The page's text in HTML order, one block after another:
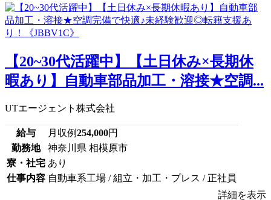
【20~30代活躍中】【土日休み×長期休
暇あり】自動車部品加工・溶接★空調...
UTエージェント株式会社
給与 月収例254,000円
勤務地
神奈川県 相模原市
寮・社宅 あり
仕事内容 自動車系工場 / 組立・加工・プレス / 正社員
詳細を表示